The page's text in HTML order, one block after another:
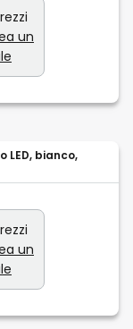
un
LED, bianco,
un